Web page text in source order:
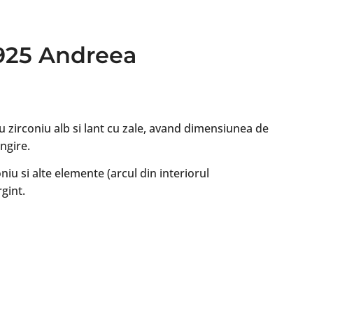
Andreea
zirconiu alb si lant cu zale, avand dimensiunea de
si alte elemente (arcul din interiorul